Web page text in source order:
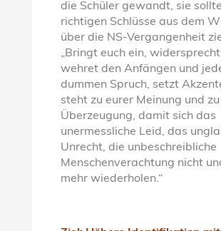
die Schüler gewandt, sie
richtigen Schlüsse aus dem
über die NS-Vergangenheit
„Bringt euch ein,
wehret den Anfängen und
dummen Spruch, setzt
steht zu eurer Meinung und
Überzeugung, damit sich das
unermessliche Leid, das
Unrecht, die unbeschreibliche
Menschenverachtung nicht
mehr wiederholen.“